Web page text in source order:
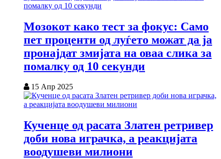
Мозокот како тест за фокус: Само
пет проценти од луѓето можат да ја
пронајдат змијата на оваа слика за
помалку од 10 секунди
15 Апр 2025
Кученце од расата Златен ретривер
доби нова играчка, а реакцијата
воодушеви милиони